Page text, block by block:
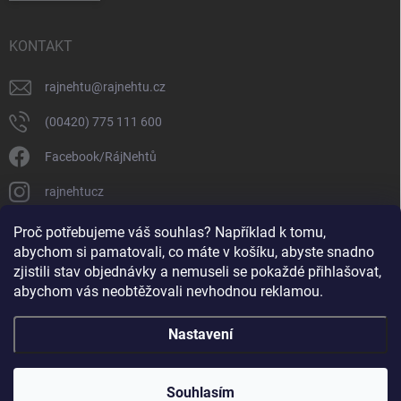
Proč potřebujeme váš souhlas? Například k tomu,
abychom si pamatovali, co máte v košíku, abyste snadno
zjistili stav objednávky a nemuseli se pokaždé přihlašovat,
abychom vás neobtěžovali nevhodnou reklamou.
Nastavení
Souhlasím
KONTAKT
rajnehtu@rajnehtu.cz
(00420) 775 111 600
Facebook/RájNehtů
rajnehtucz
https://www.youtube.com/@RajnehtuCzc
Ráj nehtů . Všechna práva vyhrazena.